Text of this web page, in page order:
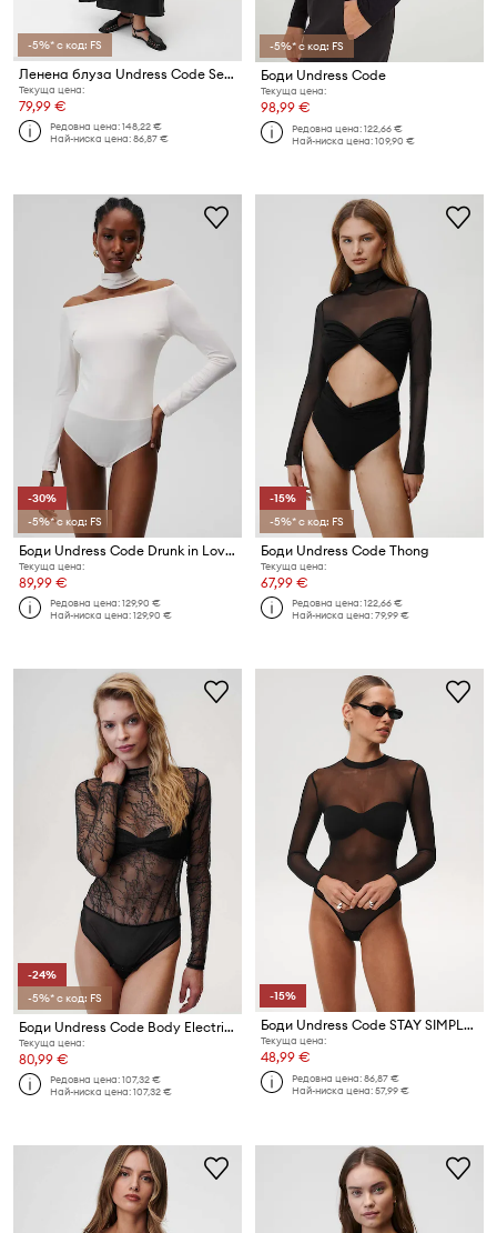
-5%* с код: FS
Ленена блуза Undress Code Selene Shirt
Текуща цена:
79,99 €
Редовна цена:148,22 €
Най-ниска цена:86,87 €
-5%* с код: FS
Боди Undress Code
Текуща цена:
98,99 €
Редовна цена:122,66 €
Най-ниска цена:109,90 €
-30%
-5%* с код: FS
Боди Undress Code Drunk in Love Classic
Текуща цена:
89,99 €
Редовна цена:129,90 €
Най-ниска цена:129,90 €
-15%
-5%* с код: FS
Боди Undress Code Thong
Текуща цена:
67,99 €
Редовна цена:122,66 €
Най-ниска цена:79,99 €
-24%
-5%* с код: FS
Боди Undress Code Body Electric Bodysuit
Текуща цена:
80,99 €
Редовна цена:107,32 €
Най-ниска цена:107,32 €
-15%
Боди Undress Code STAY SIMPLE THONG
Текуща цена:
48,99 €
Редовна цена:86,87 €
Най-ниска цена:57,99 €